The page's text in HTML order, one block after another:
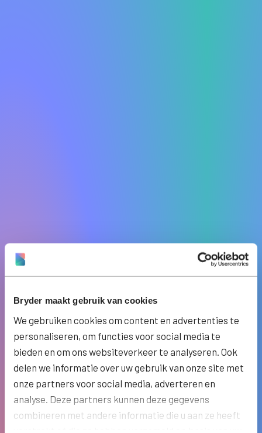
Bryder maakt gebruik van cookies
We gebruiken cookies om content en advertenties te
personaliseren, om functies voor social media te
bieden en om ons websiteverkeer te analyseren. Ook
delen we informatie over uw gebruik van onze site met
onze partners voor social media, adverteren en
analyse. Deze partners kunnen deze gegevens
combineren met andere informatie die u aan ze heeft